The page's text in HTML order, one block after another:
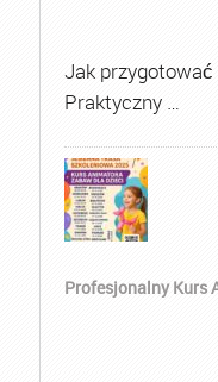
Jak przygotować
Praktyczny …
Profesjonalny Kurs